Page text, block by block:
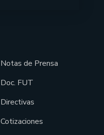
Notas de Prensa
Doc. FUT
Directivas
Cotizaciones